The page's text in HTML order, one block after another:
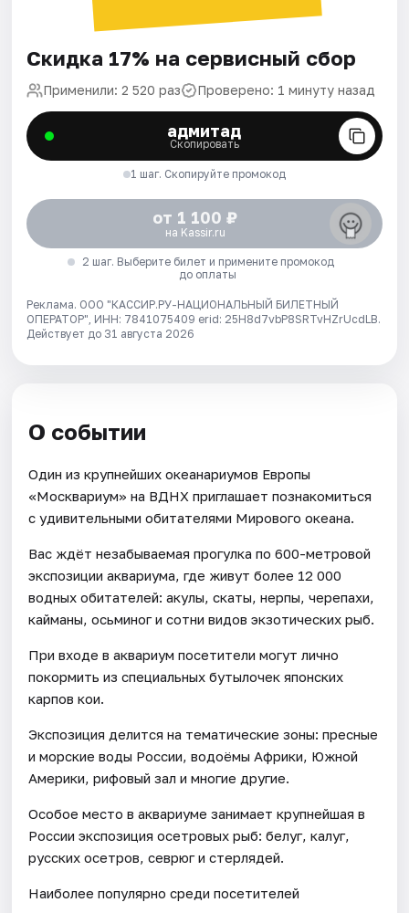
Скидка 17% на сервисный сбор
Применили: 2 520 раз Проверено: 1 минуту назад
адмитад
Скопировать
1 шаг. Скопируйте промокод
от 1 100 ₽
на Kassir.ru
2 шаг. Выберите билет и примените промокод
до оплаты
Реклама. ООО "КАССИР.РУ-НАЦИОНАЛЬНЫЙ БИЛЕТНЫЙ
ОПЕРАТОР", ИНН: 7841075409 erid: 25H8d7vbP8SRTvHZrUcdLB.
Действует до 31 августа 2026
О событии
Один из крупнейших океанариумов Европы
«Москвариум» на ВДНХ приглашает познакомиться
с удивительными обитателями Мирового океана.
Вас ждёт незабываемая прогулка по 600-метровой
экспозиции аквариума, где живут более 12 000
водных обитателей: акулы, скаты, нерпы, черепахи,
кайманы, осьминог и сотни видов экзотических рыб.
При входе в аквариум посетители могут лично
покормить из специальных бутылочек японских
карпов кои.
Экспозиция делится на тематические зоны: пресные
и морские воды России, водоёмы Африки, Южной
Америки, рифовый зал и многие другие.
Особое место в аквариуме занимает крупнейшая в
России экспозиция осетровых рыб: белуг, калуг,
русских осетров, севрюг и стерлядей.
Наиболее популярно среди посетителей